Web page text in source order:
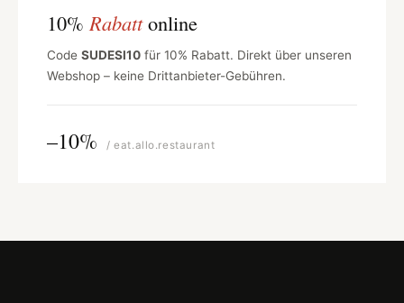
10% Rabattonline
Code SUDESI10 für 10% Rabatt. Direkt über unseren
Webshop – keine Drittanbieter-Gebühren.
–10% / eat.allo.restaurant